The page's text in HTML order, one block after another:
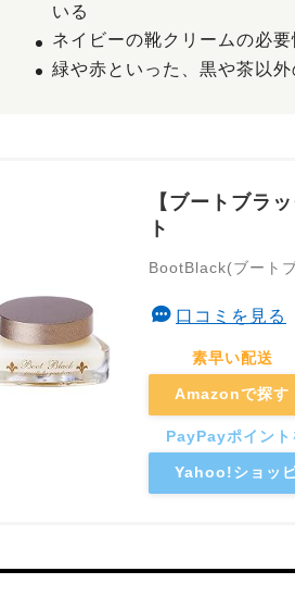
いる
ネイビーの靴クリームの必要
緑や赤といった、黒や茶以
【ブートブラ
ト
BootBlack(ブート
口コミを見る
Amazonで探す
Yahoo!ショッ